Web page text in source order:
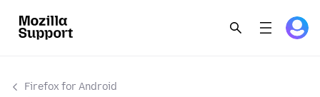
Firefox for Android